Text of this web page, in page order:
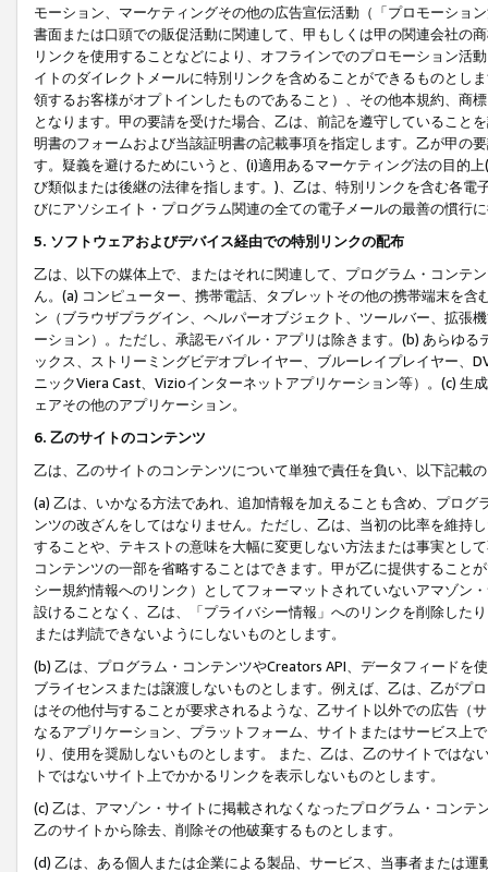
モーション、マーケティングその他の広告宣伝活動（「プロモーショ
書面または口頭での販促活動に関連して、甲もしくは甲の関連会社の
リンクを使用することなどにより、オフラインでのプロモーション活
イトのダイレクトメールに特別リンクを含めることができるものとし
領するお客様がオプトインしたものであること）、その他本規約、商
となります。甲の要請を受けた場合、乙は、前記を遵守していること
明書のフォームおよび当該証明書の記載事項を指定します。乙が甲の
す。疑義を避けるためにいうと、(i)適用あるマーケティング法の目的
び類似または後継の法律を指します。)、乙は、特別リンクを含む各
びにアソシエイト・プログラム関連の全ての電子メールの最善の慣行
5. ソフトウェアおよびデバイス経由での特別リンクの配布
乙は、以下の媒体上で、またはそれに関連して、プログラム・コンテ
ん。(a) コンピューター、携帯電話、タブレットその他の携帯端末を
ン（ブラウザプラグイン、ヘルパーオブジェクト、ツールバー、拡張
ーション）。ただし、承認モバイル・アプリは除きます。(b) あらゆ
ックス、ストリーミングビデオプレイヤー、ブルーレイプレイヤー、
ニックViera Cast、Vizioインターネットアプリケーション等）。(c)
ェアその他のアプリケーション。
6. 乙のサイトのコンテンツ
乙は、乙のサイトのコンテンツについて単独で責任を負い、以下記載
(a) 乙は、いかなる方法であれ、追加情報を加えることも含め、プロ
ンツの改ざんをしてはなりません。ただし、乙は、当初の比率を維持
することや、テキストの意味を大幅に変更しない方法または事実とし
コンテンツの一部を省略することはできます。甲が乙に提供すること
シー規約情報へのリンク）としてフォーマットされていないアマゾン
設けることなく、乙は、「プライバシー情報」へのリンクを削除した
または判読できないようにしないものとします。
(b) 乙は、プログラム・コンテンツやCreators API、データフィード
ブライセンスまたは譲渡しないものとします。例えば、乙は、乙がプ
はその他付与することが要求されるような、乙サイト以外での広告（
なるアプリケーション、プラットフォーム、サイトまたはサービス上
り、使用を奨励しないものとします。 また、乙は、乙のサイトでは
トではないサイト上でかかるリンクを表示しないものとします。
(c) 乙は、アマゾン・サイトに掲載されなくなったプログラム・コン
乙のサイトから除去、削除その他破棄するものとします。
(d) 乙は、ある個人または企業による製品、サービス、当事者または